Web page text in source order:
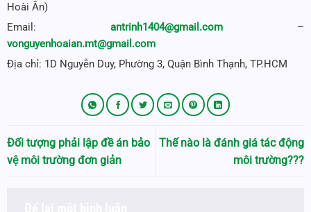
Hoài Ân)
Email: antrinh1404@gmail.com –
vonguyenhoaian.mt@gmail.com
Địa chỉ: 1D Nguyễn Duy, Phường 3, Quận Bình Thạnh, TP.HCM
Đối tượng phải lập đề án bảo
vệ môi trường đơn giản
Thế nào là đánh giá tác động
môi trường???